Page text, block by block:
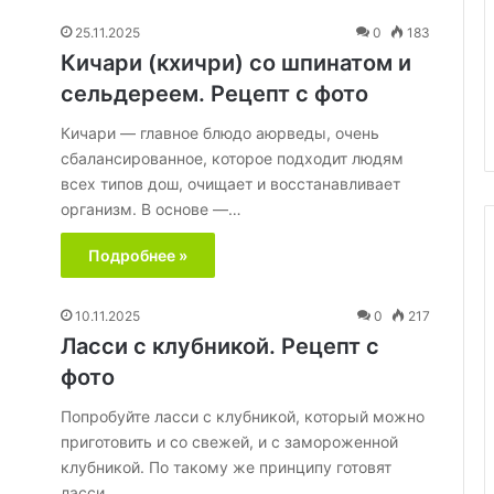
25.11.2025 0 183
Кичари (кхичри) со шпинатом и
сельдереем. Рецепт с фото
Кичари — главное блюдо аюрведы, очень
сбалансированное, которое подходит людям
всех типов дош, очищает и восстанавливает
организм. В основе —…
Подробнее »
10.11.2025 0 217
Ласси с клубникой. Рецепт с
фото
Попробуйте ласси с клубникой, который можно
приготовить и со свежей, и с замороженной
клубникой. По такому же принципу готовят
перец?
Разбираем
о
«горячем»
овоще
Делает ли удаление семян
менее острым жгучий перец?
Разбираем мифы о «горячем»
овоще